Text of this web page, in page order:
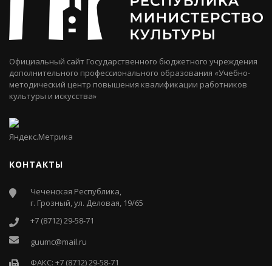
Официальный сайт Государственного бюджетного учреждения
дополнительного профессионального образования «Учебно-
методический центр повышения квалификации работников
культуры и искусства»
КОНТАКТЫ
Чеченская Республика,
г. Грозный, ул. Деловая, 19/65
+7 (8712) 29-58-71
guumc@mail.ru
ФАКС: +7 (8712) 29-58-71